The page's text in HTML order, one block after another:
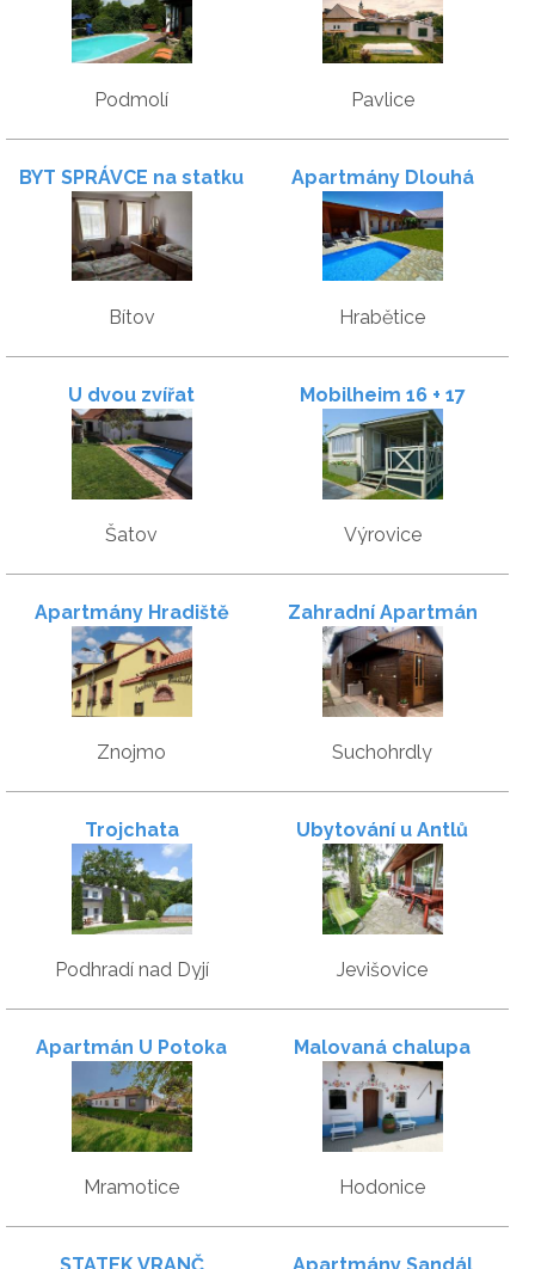
Podmolí Pavlice
BYT SPRÁVCE na statku
Vranč
Bítov
Apartmány Dlouhá
Hrabětice
U dvou zvířat
Šatov
Mobilheim 16 + 17
Výrovice
Apartmány Hradiště
Znojmo
Zahradní Apartmán
Suchohrdly
Trojchata
Podhradí nad Dyjí
Ubytování u Antlů
Jevišovice
Apartmán U Potoka
Mramotice
Malovaná chalupa
Hodonice